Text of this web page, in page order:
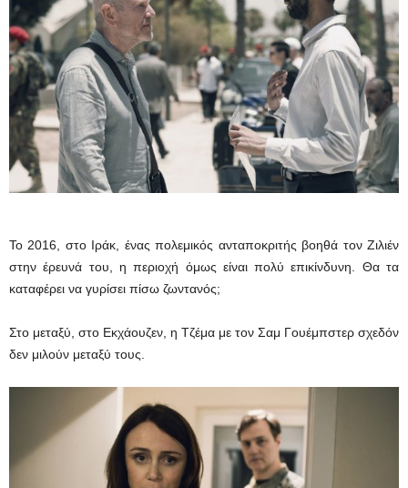
Το 2016, στο Ιράκ, ένας πολεμικός ανταποκριτής βοηθά τον Ζιλιέν
στην έρευνά του, η περιοχή όμως είναι πολύ επικίνδυνη. Θα τα
καταφέρει να γυρίσει πίσω ζωντανός;
Στο μεταξύ, στο Εκχάουζεν, η Τζέμα με τον Σαμ Γουέμπστερ σχεδόν
δεν μιλούν μεταξύ τους.